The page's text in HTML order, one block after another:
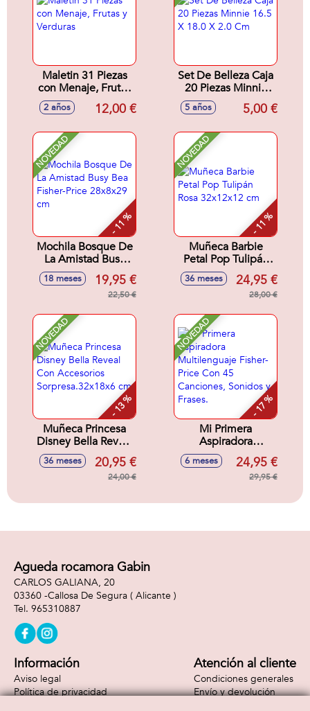
Maletin 31 Piezas
con Menaje, Frutas
y Verduras
2 años 12,00 €
Set De Belleza Caja
20 Piezas Minnie
16.5 X 18.0 X 2.0
5 años 5,00 €
NOVEDAD
- 11 %
Mochila Bosque De
La Amistad Busy
Bea Fisher-Price
28x8x29 cm
18 meses 19,95 €
22,50 €
NOVEDAD
- 11 %
Muñeca Barbie
Petal Pop Tulipán
Rosa 32x12x12 cm
36 meses 24,95 €
28,00 €
NOVEDAD
- 13 %
Muñeca Princesa
Disney Bella Reveal
Con Accesorios
Sorpresa.32x18x6
36 meses 20,95 €
24,00 €
NOVEDAD
- 17 %
Mi Primera
Aspiradora
Multilenguaje
Fisher-Price Con 45
Canciones, Sonidos
6 meses 24,95 €
29,95 €
Agueda rocamora Gabin
CARLOS GALIANA, 20
03360 -Callosa De Segura ( Alicante )
965310887
Información
Aviso legal
Política de privacidad
Atención al cliente
Condiciones generales
Envío y devolución